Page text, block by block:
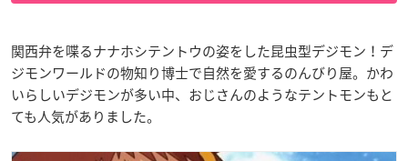
関西弁を喋るナナホシテントウの姿をした昆虫型デジモン！デ
ジモンワールドの物知り博士で自然を愛するのんびり屋。かわ
いらしいデジモンが多い中、おじさんのようなテントモンもと
ても人気がありました。